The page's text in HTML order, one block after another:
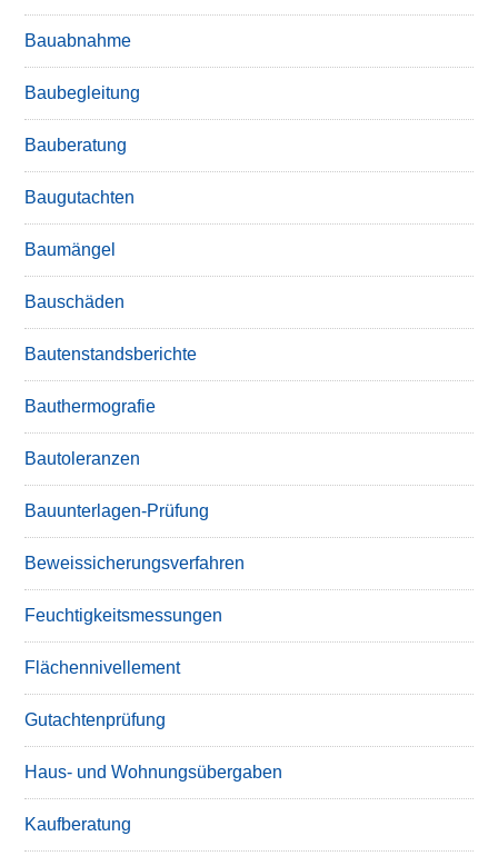
Bauabnahme
Baubegleitung
Bauberatung
Baugutachten
Baumängel
Bauschäden
Bautenstandsberichte
Bauthermografie
Bautoleranzen
Bauunterlagen-Prüfung
Beweissicherungsverfahren
Feuchtigkeitsmessungen
Flächennivellement
Gutachtenprüfung
Haus- und Wohnungsübergaben
Kaufberatung